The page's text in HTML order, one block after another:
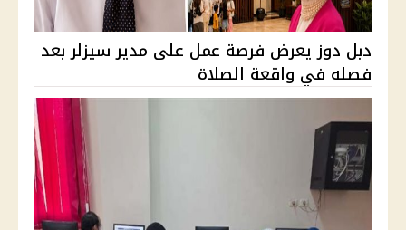
دبل دوز يعرض فرصة عمل على مدير سيزلر بعد
فصله في واقعة الصلاة